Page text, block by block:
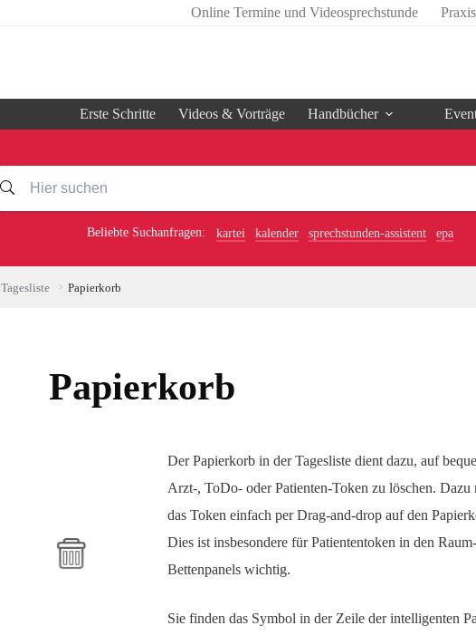
Online Termine und Videosprechstunde
Erste Schritte Videos & Vorträge Handbücher
Beliebte Suchanfragen: kartei kalender sprechstunden-assistent epa
Tagesliste Papierkorb
Papierkorb
Der Papierkorb in der Tagesliste dient dazu, auf
Arzt-, ToDo- oder Patienten-Token zu löschen. Dazu
das Token einfach per Drag-and-drop auf den
Dies ist insbesondere für Patiententoken in den
Bettenpanels wichtig.
Sie finden das Symbol in der Zeile der intelligenten